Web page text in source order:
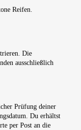
Reifen.
Die
ausschließlich
Prüfung deiner
Du erhältst
per Post an die